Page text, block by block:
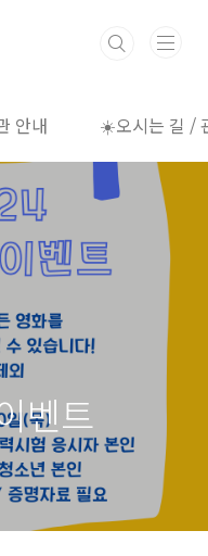
안내 ☀️오시는 길 /
벤트